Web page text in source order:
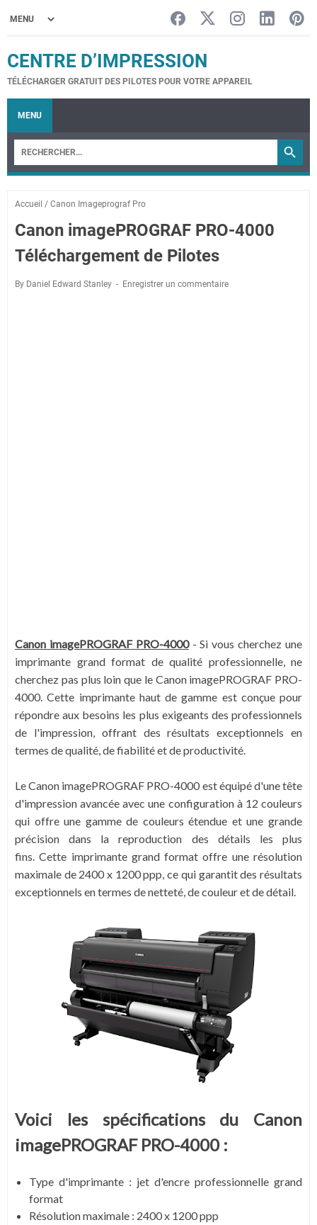
CENTRE D’IMPRESSION
TÉLÉCHARGER GRATUIT DES PILOTES POUR VOTRE APPAREIL
MENU
Accueil / Canon Imageprograf Pro
Canon imagePROGRAF PRO-4000
Téléchargement de Pilotes
By Daniel Edward Stanley Enregistrer un commentaire
Canon imagePROGRAF PRO-4000 -Si vous cherchez une
imprimante grand format de qualité professionnelle, ne
cherchez pas plus loin que le Canon imagePROGRAF PRO-
4000. Cette imprimante haut de gamme est conçue pour
répondre aux besoins les plus exigeants des professionnels
de l'impression, offrant des résultats exceptionnels en
termes de qualité, de fiabilité et de productivité.
Le Canon imagePROGRAF PRO-4000 est équipé d'une tête
d'impression avancée avec une configuration à 12 couleurs
qui offre une gamme de couleurs étendue et une grande
précision dans la reproduction des détails les plus
fins. Cette imprimante grand format offre une résolution
maximale de 2400 x 1200 ppp, ce qui garantit des résultats
exceptionnels en termes de netteté, de couleur et de détail.
Voici les spécifications du Canon
imagePROGRAF PRO-4000 :
Type d'imprimante : jet d'encre professionnelle grand
format
Résolution maximale : 2400 x 1200 ppp